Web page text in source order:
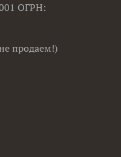
ОГРН:
продаем!)